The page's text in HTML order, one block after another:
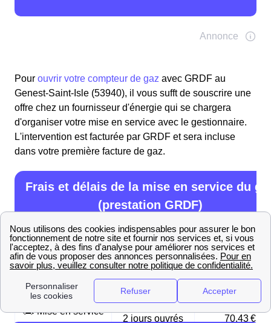
Pour ouvrir votre compteur de gaz avec GRDF au
Genest-Saint-Isle (53940), il vous sufft de souscrire une
offre chez un fournisseur d'énergie qui se chargera
d'organiser votre mise en service avec le gestionnaire.
L'intervention est facturée par GRDF et sera incluse
dans votre première facture de gaz.
Frais et délais de la mise en service du
(prestation GRDF)
Type de mise en
service
Délai Prix en € TTC
🚦 Mise en service
initiale
5 jours ouvrés 21,95 €
🏎️ Mise en service
2 jours ouvrés 70,43 €